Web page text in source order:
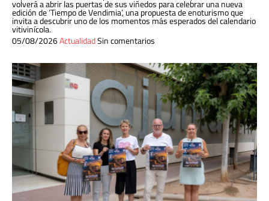
volverá a abrir las puertas de sus viñedos para celebrar una nueva
edición de ‘Tiempo de Vendimia’, una propuesta de enoturismo que
invita a descubrir uno de los momentos más esperados del calendario
vitivinícola.
05/08/2026ActualidadSin comentarios